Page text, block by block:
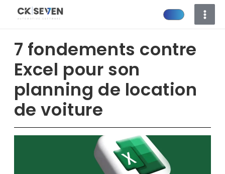
7 fondements contre
Excel pour son
planning de location
de voiture